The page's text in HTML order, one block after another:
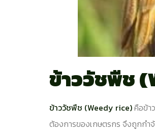
ข้าววัชพืช
ข้าววัชพืช (Weedy rice)คือข้า
ต้องการของเกษตรกร จึงถูกกำ